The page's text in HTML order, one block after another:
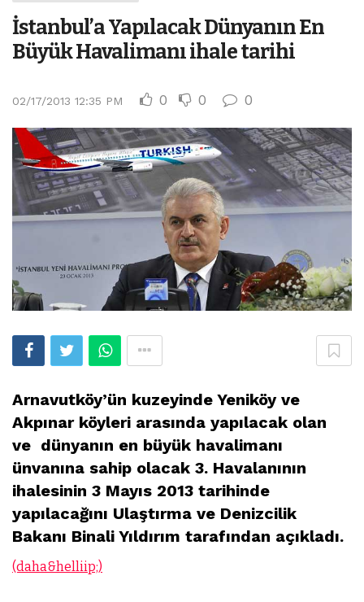
İstanbul’a Yapılacak Dünyanın En
Büyük Havalimanı ihale tarihi
02/17/2013 12:35 PM 0 0 0
Arnavutköy’ün kuzeyinde Yeniköy ve
Akpınar köyleri arasında yapılacak olan
ve dünyanın en büyük havalimanı
ünvanına sahip olacak 3. Havalanının
ihalesinin 3 Mayıs 2013 tarihinde
yapılacağını Ulaştırma ve Denizcilik
Bakanı Binali Yıldırım tarafından açıkladı.
(daha&helliip;)